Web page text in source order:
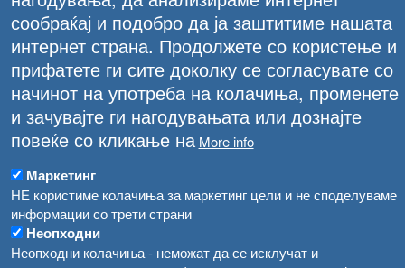
сообраќај и подобро да ја заштитиме нашата
интернет страна. Продолжете со користење и
прифатете ги сите доколку се согласувате со
начинот на употреба на колачиња, променете
и зачувајте ги нагодувањата или дознајте
повеќе со кликање на More info
Маркетинг
НЕ користиме колачиња за маркетинг цели и не споделуваме
информации со трети страни
Неопходни
Неопходни колачиња - неможат да се исклучат и